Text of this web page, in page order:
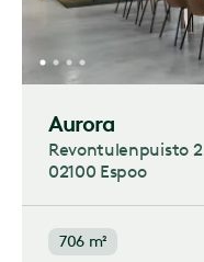
Aurora
Revontulenpuisto 2​
02100 Espoo
706 m²